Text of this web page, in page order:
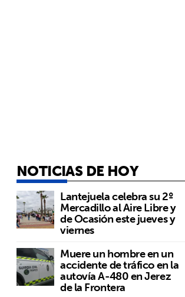
NOTICIAS DE HOY
Lantejuela celebra su 2º
Mercadillo al Aire Libre y
de Ocasión este jueves y
viernes
Muere un hombre en un
accidente de tráfico en la
autovía A-480 en Jerez
de la Frontera